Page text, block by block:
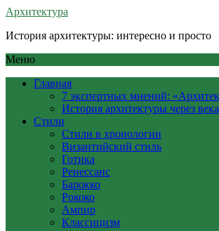
Архитектура
История архитектуры: интересно и просто
Меню
Главная
7 экспертных мнений:
История архитектуры через века
Стили
Стили в хронологии
Византийский стиль
Готика
Ренессанс
Барокко
Рококо
Ампир
Классицизм